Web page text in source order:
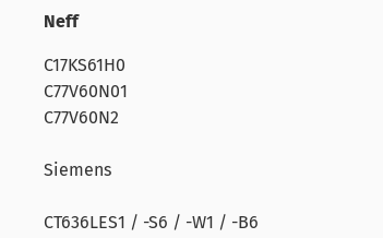
Neff
C17KS61H0
C77V60N01
C77V60N2
Siemens
CT636LES1 / -S6 / -W1 / -B6